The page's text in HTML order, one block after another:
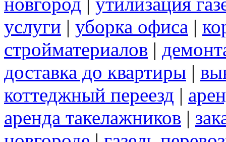
услуги | уборка офиса |
стройматериалов |
доставка до квартиры |
коттеджный переезд |
аренда такелажников |